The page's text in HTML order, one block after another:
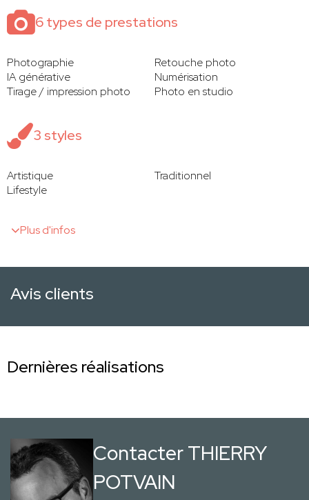
6 types de prestations
Photographie
Retouche photo
IA générative
Numérisation
Tirage / impression photo
Photo en studio
3 styles
Artistique
Traditionnel
Lifestyle
Plus d'infos
Avis clients
Dernières réalisations
Contacter THIERRY
POTVAIN